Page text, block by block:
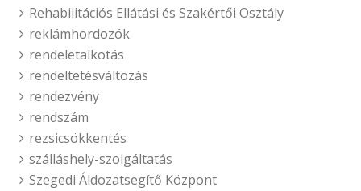
Rehabilitációs Ellátási és Szakértői Osztály
reklámhordozók
rendeletalkotás
rendeltetésváltozás
rendezvény
rendszám
rezsicsökkentés
szálláshely-szolgáltatás
Szegedi Áldozatsegítő Központ